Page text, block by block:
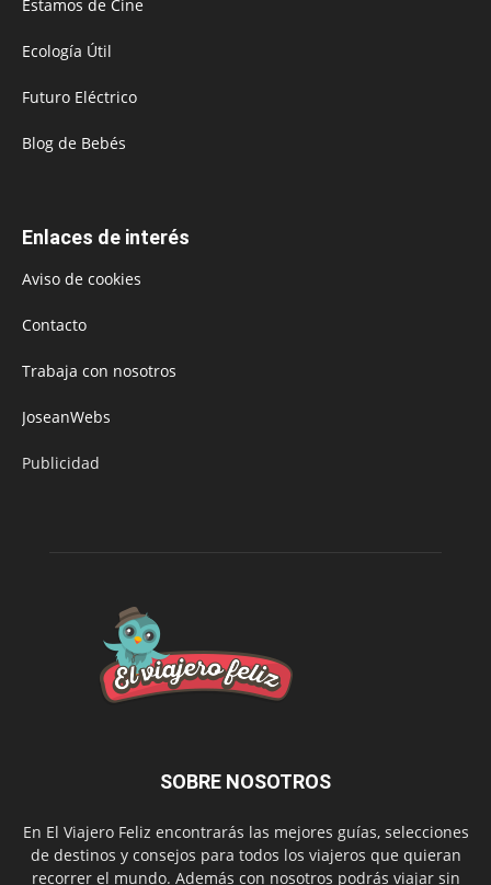
Estamos de Cine
Ecología Útil
Futuro Eléctrico
Blog de Bebés
Enlaces de interés
Aviso de cookies
Contacto
Trabaja con nosotros
JoseanWebs
Publicidad
SOBRE NOSOTROS
En El Viajero Feliz encontrarás las mejores guías, selecciones
de destinos y consejos para todos los viajeros que quieran
recorrer el mundo. Además con nosotros podrás viajar sin